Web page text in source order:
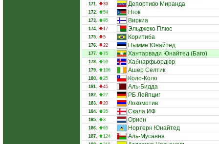
171. 39 Депортиво Миранда
172. 54 Нгок
173. 95 Виркиа
174. 17 Эльджеко Плюс
175. 5 Коритиба
176. 22 Нымме Юнайтед
177. 75 Хантарвади Юнайтед (Баго)
178. 59 Хабнарфьордюр
179. 106 Ашер Селтик
180. 25 Коло-Коло
181. 45 Аль-Бидда
182. 27 РБ Лейпциг
183. 20 Локомотив
184. 35 Скала ИФ
185. 3 Орион
186. 65 Нортерн Юнайтед
187. 124 Аль-Мусанна